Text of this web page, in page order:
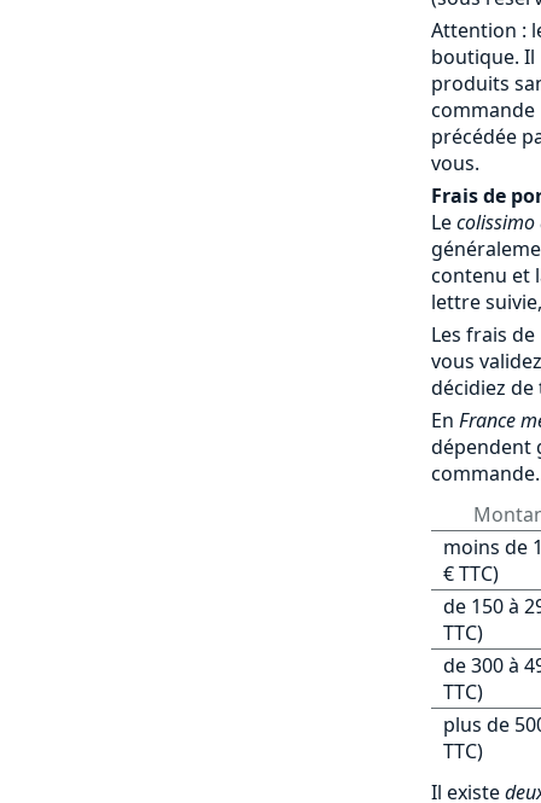
Attention :
boutique. Il
produits
précédée
vous.
Frais de
Lecolissimo
contenu et
lettre
Les frais
vous
décidiez
En France
dépendent
commande.
moins de
€ TTC)
de 150 à
TTC)
de 300 à
TTC)
plus de
TTC)
Il existe